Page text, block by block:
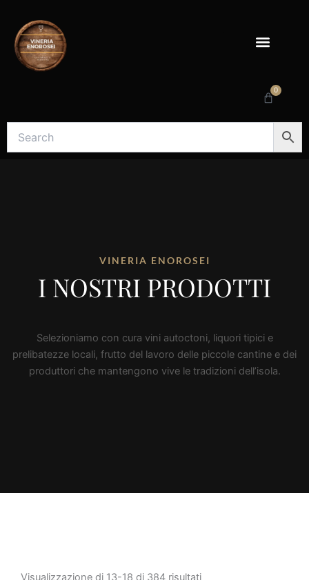
contenuto
0
Carrello
VINERIA ENOROSEI
I NOSTRI PRODOTTI
Selezioniamo con cura vini autoctoni, liquori tipici e
prelibatezze locali, frutto del lavoro delle piccole cantine e dei
produttori che mantengono vive le tradizioni dell’isola.
Visualizzazione di 13-18 di 384 risultati